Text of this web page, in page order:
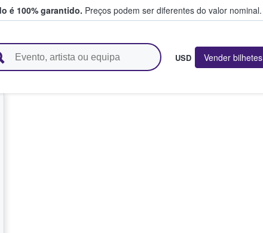
é 100% garantido. Preços podem ser diferentes do valor nominal.
USD Vender bilhetes